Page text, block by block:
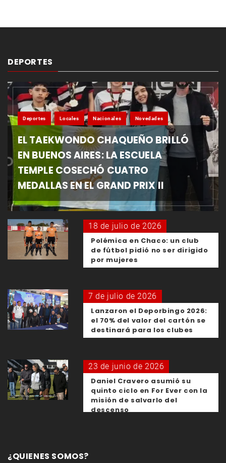
DEPORTES
Deportes Locales Nacionales Novedades
EL TAEKWONDO CHAQUEÑO BRILLÓ
EN BUENOS AIRES: LA ESCUELA
TEMPLE COSECHÓ CUATRO
MEDALLAS EN EL GRAND PRIX II
18 de julio de 2026
Polémica en Chaco: un club
de fútbol pidió no ser dirigido
por mujeres
7 de julio de 2026
Lanzaron el Deporbingo 2026:
el 70% del valor del cartón se
destinará para los clubes
23 de junio de 2026
Daniel Cravero asumió su
quinto ciclo en For Ever con la
misión de salvarlo del
descenso
¿QUIENES SOMOS?